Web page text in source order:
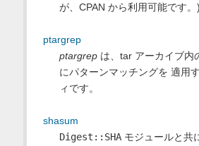
が、CPAN から利用可能です。)
ptargrep
ptargrepは、tar アーカイブ内
にパターンマッチングを 適用
ィです。
shasum
Digest::SHAモジュールと共